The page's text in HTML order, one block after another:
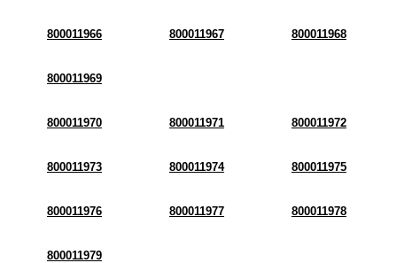
800011966 800011967 800011968
800011969
800011970 800011971 800011972
800011973 800011974 800011975
800011976 800011977 800011978
800011979